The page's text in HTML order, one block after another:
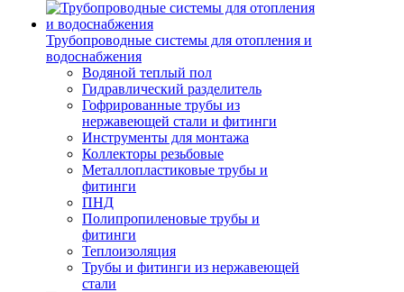
Трубопроводные системы для отопления и
водоснабжения
Водяной теплый пол
Гидравлический разделитель
Гофрированные трубы из
нержавеющей стали и фитинги
Инструменты для монтажа
Коллекторы резьбовые
Металлопластиковые трубы и
фитинги
ПНД
Полипропиленовые трубы и
фитинги
Теплоизоляция
Трубы и фитинги из нержавеющей
стали